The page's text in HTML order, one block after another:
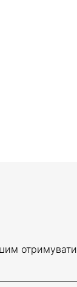
отримувати